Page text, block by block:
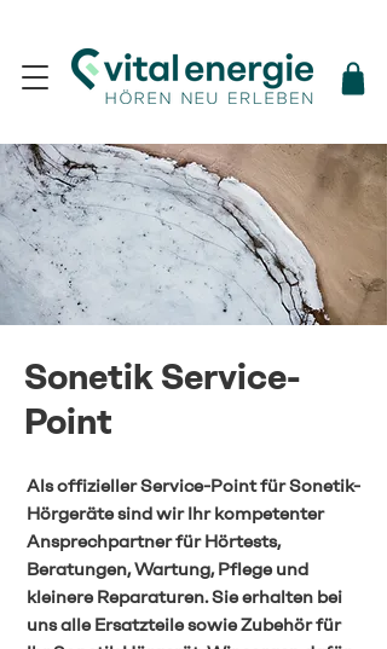
Sonetik Service-
Point
Als offizieller Service-Point für Sonetik-
Hörgeräte sind wir Ihr kompetenter
Ansprechpartner für Hörtests,
Beratungen, Wartung, Pflege und
kleinere Reparaturen. Sie erhalten bei
uns alle Ersatzteile sowie Zubehör für